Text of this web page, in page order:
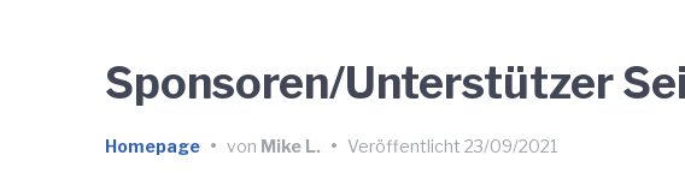
Sponsoren/Unterstützer
Homepage • von Mike L. • Veröffentlicht 23/09/2021